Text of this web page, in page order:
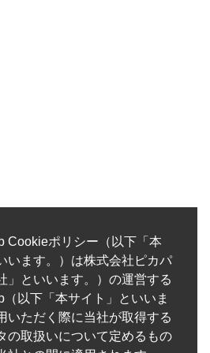
免責事項 プライバシーポリシー
Cookieポリシー（以下「本
います。）は株式会社ピカパ
」といいます。）の運営する
（以下「本サイト」といいま
いただく際に当社が取得する
の取扱いについて定めるもの